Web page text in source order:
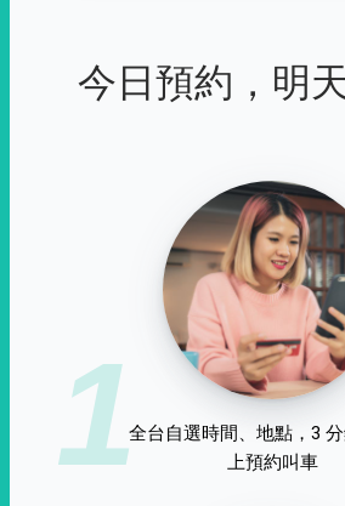
今日預約，明
1全台自選時間、地點，3
上預約叫車